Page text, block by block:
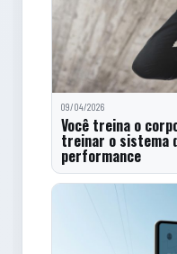
09/04/2026
Você treina o
treinar o sistema
performance